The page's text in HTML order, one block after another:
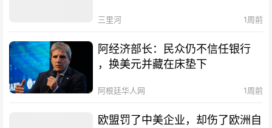
三里河 1周前
阿经济部长：民众仍不信任银行
，换美元并藏在床垫下
阿根廷华人网 1周前
欧盟罚了中美企业，却伤了欧洲自